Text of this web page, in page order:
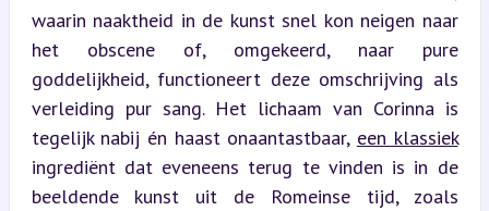
waarin naaktheid in de kunst snel kon neigen naar
het obscene of, omgekeerd, naar pure
goddelijkheid, functioneert deze omschrijving als
verleiding pur sang. Het lichaam van Corinna is
tegelijk nabij én haast onaantastbaar, een klassiek
ingrediënt dat eveneens terug te vinden is in de
beeldende kunst uit de Romeinse tijd, zoals